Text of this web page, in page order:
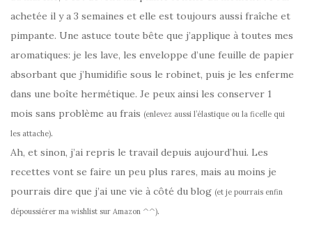
achetée il y a 3 semaines et elle est toujours aussi fraîche et
pimpante. Une astuce toute bête que j’applique à toutes mes
aromatiques: je les lave, les enveloppe d’une feuille de papier
absorbant que j’humidifie sous le robinet, puis je les enferme
dans une boîte hermétique. Je peux ainsi les conserver 1
mois sans problème au frais (enlevez aussi l’élastique ou la ficelle qui
les attache).
Ah, et sinon, j’ai repris le travail depuis aujourd’hui. Les
recettes vont se faire un peu plus rares, mais au moins je
pourrais dire que j’ai une vie à côté du blog (et je pourrais enfin
dépoussiérer ma wishlist sur Amazon ^^).